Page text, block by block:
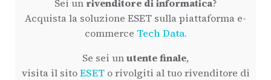
Sei un rivenditore di informatica?
Acquista la soluzione ESET sulla piattaforma e-
commerce Tech Data.
Se sei unutente finale,
visita il sitoESET o rivolgiti al tuo rivenditore di